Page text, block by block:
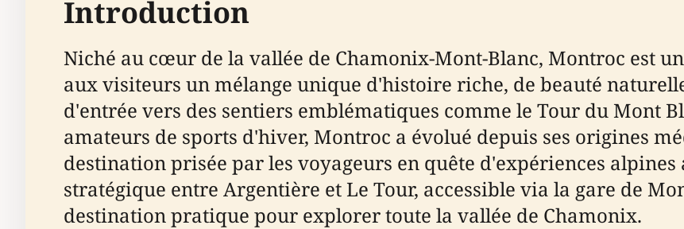
Introduction
Niché au cœur de la vallée de Chamonix-Mont-Blanc, Montroc est
aux visiteurs un mélange unique d'histoire riche, de beauté
d'entrée vers des sentiers emblématiques comme le Tour du Mont
amateurs de sports d'hiver, Montroc a évolué depuis ses origines
destination prisée par les voyageurs en quête d'expériences
stratégique entre Argentière et Le Tour, accessible via la gare de
destination pratique pour explorer toute la vallée de Chamonix.